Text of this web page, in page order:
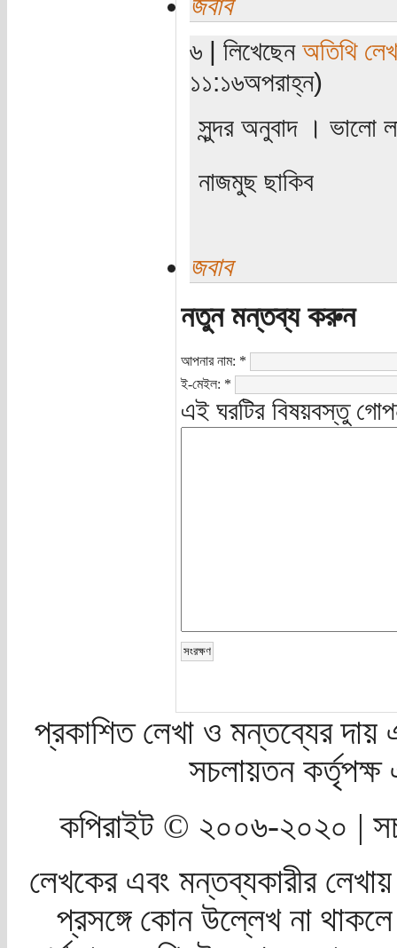
৬ | লিখেছেন অতিথি
১১:১৬অপরাহ্ন)
সুন্দর অনুবাদ । ভালো
নাজমুছ ছাকিব
জবাব
নতুন মন্তব্য করুন
আপনার নাম: *
ই-মেইল: *
এই ঘরটির বিষয়বস্তু
প্রকাশিত লেখা ও মন্তব্যের দায়
সচলায়তন
কপিরাইট © ২০০৬-২০২০ |
লেখকের এবং মন্তব্যকারীর
প্রসঙ্গে কোন উল্লেখ না